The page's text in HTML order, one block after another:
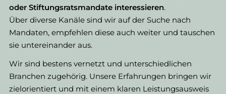
oder Stiftungsratsmandate interessieren.
Über diverse Kanäle sind wir auf der Suche nach
Mandaten, empfehlen diese auch weiter und tauschen
sie untereinander aus.
Wir sind bestens vernetzt und unterschiedlichen
Branchen zugehörig. Unsere Erfahrungen bringen wir
zielorientiert und mit einem klaren Leistungsausweis